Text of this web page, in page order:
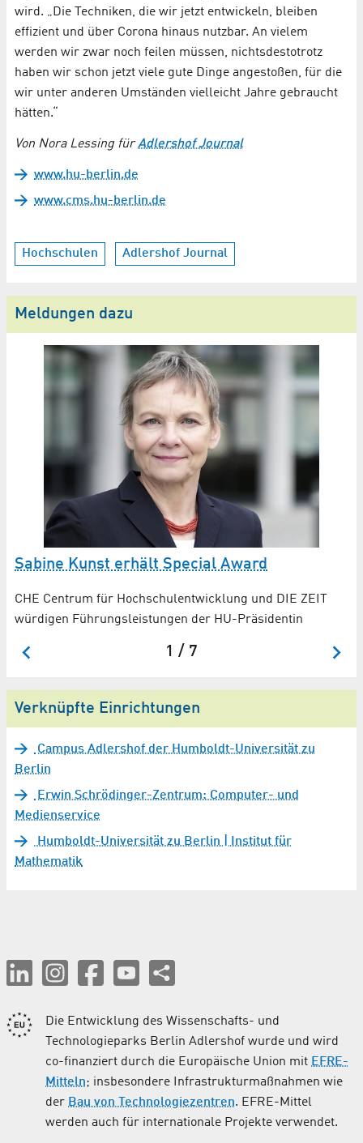
wird. „Die Techniken, die wir jetzt entwickeln, bleiben
effizient und über Corona hinaus nutzbar. An vielem
werden wir zwar noch feilen müssen, nichtsdestotrotz
haben wir schon jetzt viele gute Dinge angestoßen, für die
wir unter anderen Umständen vielleicht Jahre gebraucht
hätten.“
Von Nora Lessing fürAdlershof Journal
www.hu-berlin.de
www.cms.hu-berlin.de
Hochschulen Adlershof Journal
Meldungen dazu
Sabine Kunst erhält Special Award
CHE Centrum für Hochschulentwicklung und DIE ZEIT
würdigen Führungsleistungen der HU-Präsidentin
1 / 7
Verknüpfte Einrichtungen
Campus Adlershof der Humboldt-Universität zu
Berlin
Erwin Schrödinger-Zentrum: Computer- und
Medienservice
Humboldt-Universität zu Berlin | Institut für
Mathematik
Die Entwicklung des Wissenschafts- und
Technologieparks Berlin Adlershof wurde und wird
co-finanziert durch die Europäische Union mit EFRE-
Mitteln; insbesondere Infrastrukturmaßnahmen wie
der Bau von Technologiezentren. EFRE-Mittel
werden auch für internationale Projekte verwendet.